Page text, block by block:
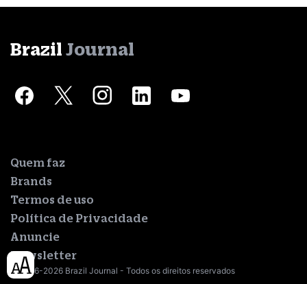
Brazil Journal
Quem faz
Brands
Termos de uso
Política de Privacidade
Anuncie
Newsletter
© 2016-2026 Brazil Journal - Todos os direitos reservados